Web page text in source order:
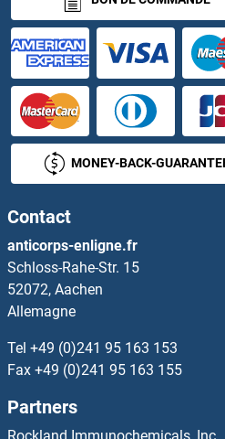
ABHD17C Anticorps
ABHD2 Anticorps
ABHD3 Anticorps
ABHD4 Anticorps
ABHD5 Anticorps
Abhydrolase Domain
ABI1 Anticorps
ABI2 Anticorps
MONEY-BACK-
Contact
anticorps-enligne.fr
Schloss-Rahe-Str. 15
52072, Aachen
Allemagne
Tel +49 (0)241 95 163 153
Fax +49 (0)241 95 163 155
Partners